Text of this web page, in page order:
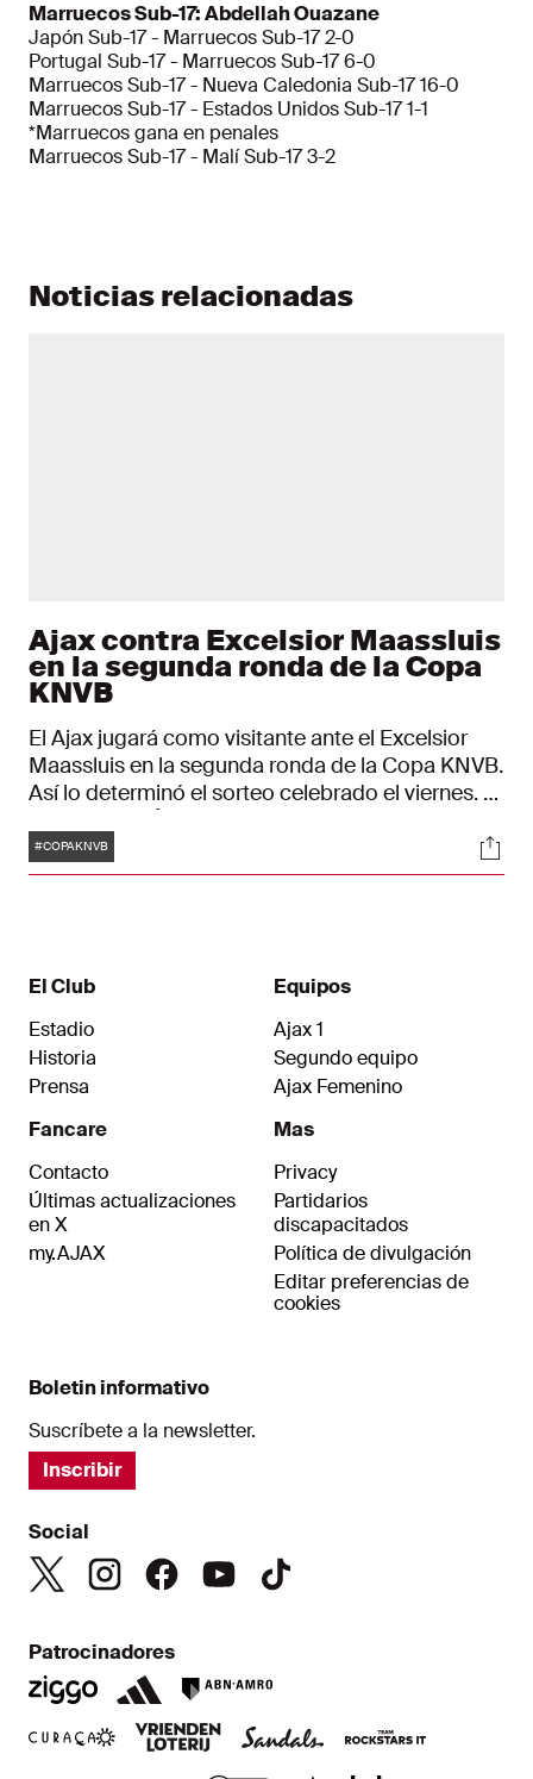
Marruecos Sub-17: Abdellah Ouazane
Japón Sub-17 - Marruecos Sub-17 2-0
Portugal Sub-17 - Marruecos Sub-17 6-0
Marruecos Sub-17 - Nueva Caledonia Sub-17 16-0
Marruecos Sub-17 - Estados Unidos Sub-17 1-1
*Marruecos gana en penales
Marruecos Sub-17 - Malí Sub-17 3-2
Noticias relacionadas
Ajax contra Excelsior Maassluis
en la segunda ronda de la Copa
KNVB
El Ajax jugará como visitante ante el Excelsior
Maassluis en la segunda ronda de la Copa KNVB.
Así lo determinó el sorteo celebrado el viernes. El
de Maassluis los días 16, 17 o 18 de diciembre.
Etiquetas
#COPAKNVB
El Club
Estadio
Historia
Prensa
Fancare
Contacto
Últimas actualizaciones
en X
my.AJAX
Equipos
Ajax 1
Segundo equipo
Ajax Femenino
Mas
Privacy
Partidarios
discapacitados
Política de divulgación
Editar preferencias de
cookies
Boletin informativo
Suscríbete a la newsletter.
Inscribir
Social
Patrocinadores